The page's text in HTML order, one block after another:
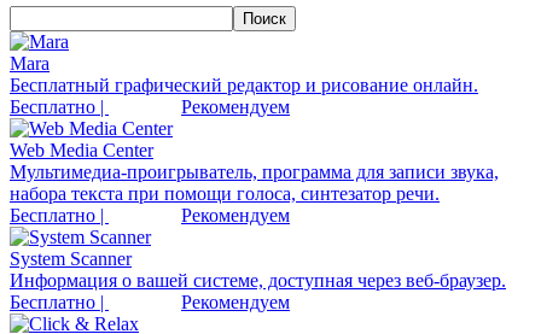
Mara
Бесплатный графический редактор и рисование онлайн.
Бесплатно |
Рекомендуем
Web Media Center
Мультимедиа-проигрыватель, программа для записи звука,
набора текста при помощи голоса, синтезатор речи.
Бесплатно |
Рекомендуем
System Scanner
Информация о вашей системе, доступная через веб-браузер.
Бесплатно |
Рекомендуем